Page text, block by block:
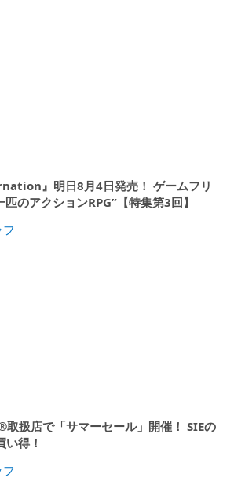
』明日8月4日発売！ ゲームフリ
のアクションRPG”【特集第3回】
扱店で「サマーセール」開催！ SIEの
得！